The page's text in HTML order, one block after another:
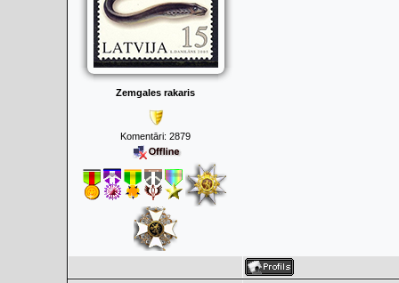
Zemgales rakaris
Komentāri: 2879